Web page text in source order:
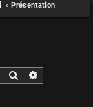
Présentation
Rechercher